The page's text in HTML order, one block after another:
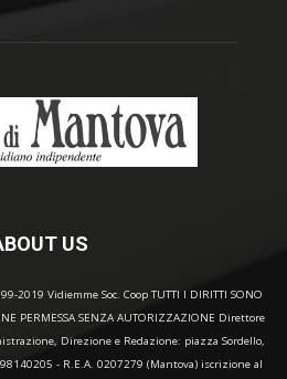
US
2019 Vidiemme Soc. Coop TUTTI I DIRITTI SONO
PERMESSA SENZA AUTORIZZAZIONE Direttore
Direzione e Redazione: piazza Sordello,
- R.E.A. 0207279 (Mantova) iscrizione al